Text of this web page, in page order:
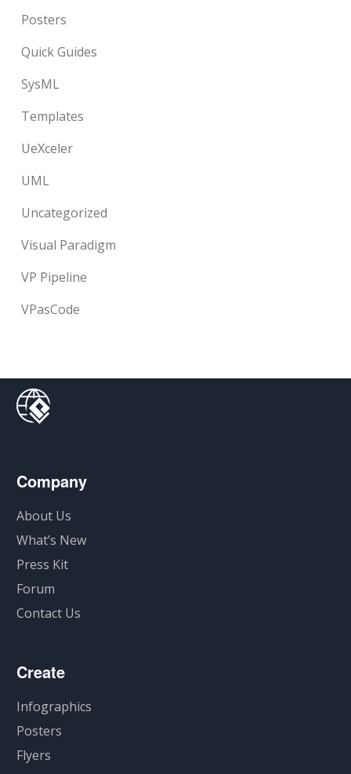
Posters
Quick Guides
SysML
Templates
UeXceler
UML
Uncategorized
Visual Paradigm
VP Pipeline
VPasCode
Company
About Us
What’s New
Press Kit
Forum
Contact Us
Create
Infographics
Posters
Flyers